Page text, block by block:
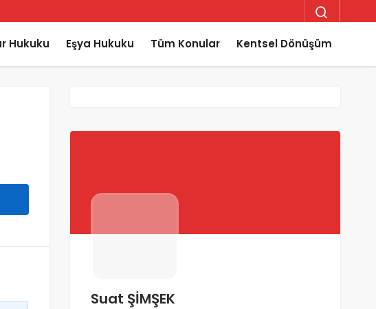
Hukuku Eşya Hukuku Tüm Konular Kentsel Dönüşüm
Suat ŞİMŞEK